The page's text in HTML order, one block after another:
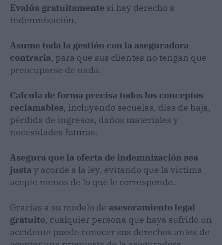
Evalúa gratuitamente si hay derecho a
indemnización.
Asume toda la gestión con la aseguradora
contraria, para que sus clientes no tengan que
preocuparse de nada.
Calcula de forma precisa todos los conceptos
reclamables, incluyendo secuelas, días de baja,
pérdida de ingresos, daños materiales y
necesidades futuras.
Asegura que la oferta de indemnización sea
justa y acorde a la ley, evitando que la víctima
acepte menos de lo que le corresponde.
Gracias a su modelo de asesoramiento legal
gratuito, cualquier persona que haya sufrido un
accidente puede conocer sus derechos antes de